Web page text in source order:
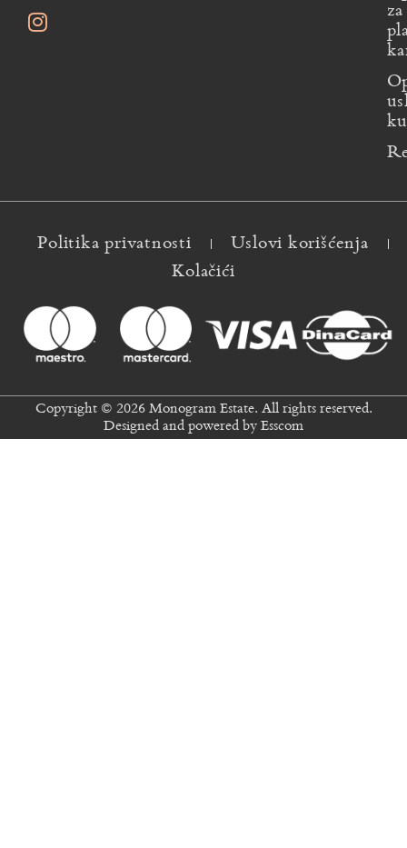
za
Politika privatnosti
Uslovi korišćenja
Kolačići
Copyright © 2026 Monogram Estate. All rights reserved.
Designed and powered by Esscom